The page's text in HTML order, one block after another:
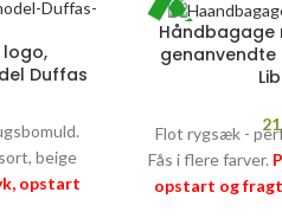
Duffas
beige
opstart
Flot rygsæk -
Fås i flere farver.
opstart og fragt